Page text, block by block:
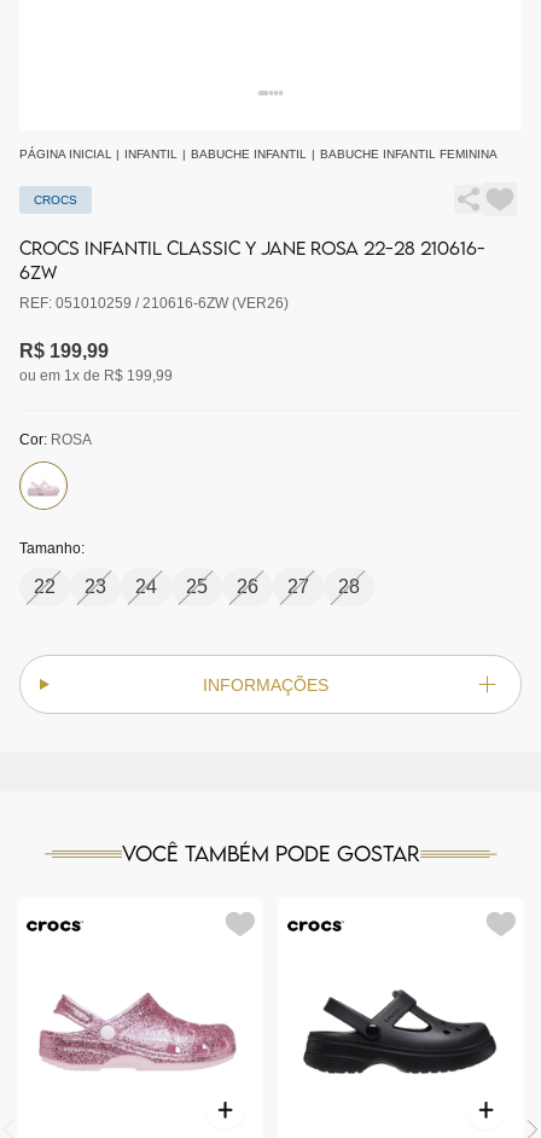
PÁGINA INICIAL | INFANTIL | BABUCHE INFANTIL | BABUCHE INFANTIL FEMININA
CROCS
CROCS INFANTIL CLASSIC Y JANE ROSA 22-28 210616-
6ZW
REF: 051010259 / 210616-6ZW (VER26)
R$ 199,99
ou em 1x de R$ 199,99
Cor: ROSA
Tamanho:
22 23 24 25 26 27 28
INFORMAÇÕES
Você também pode gostar